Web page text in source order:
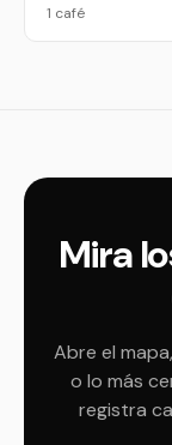
1 café
Mira
Abre el
o lo más
registra